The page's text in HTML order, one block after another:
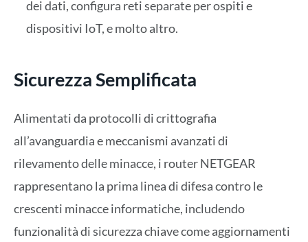
dei dati, configura reti separate per ospiti e
dispositivi IoT, e molto altro.
Sicurezza Semplificata
Alimentati da protocolli di crittografia
all’avanguardia e meccanismi avanzati di
rilevamento delle minacce, i router NETGEAR
rappresentano la prima linea di difesa contro le
crescenti minacce informatiche, includendo
funzionalità di sicurezza chiave come aggiornamenti